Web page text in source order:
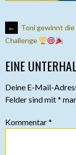
ARTIKEL-
←
Toni gewinnt die
Challenge
EINE
Deine E-Mail-
Felder sind mit*
Kommentar*